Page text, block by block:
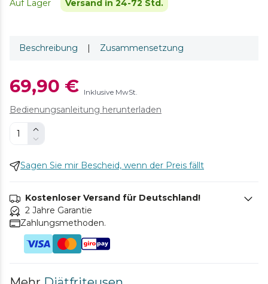
Auf Lager Versand in 24-72 Std.
Beschreibung | Zusammensetzung
69,90 € Inklusive MwSt.
Bedienungsanleitung herunterladen
Sagen Sie mir Bescheid, wenn der Preis fällt
Kostenloser Versand für Deutschland!
2 Jahre Garantie
Zahlungsmethoden.